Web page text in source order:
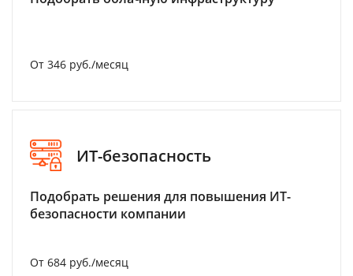
От 346 руб./месяц
ИТ-безопасность
Подобрать решения для повышения ИТ-
безопасности компании
От 684 руб./месяц